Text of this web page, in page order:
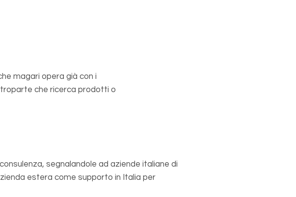
magari opera già con i
che ricerca prodotti o
segnalandole ad aziende italiane di
estera come supporto in Italia per